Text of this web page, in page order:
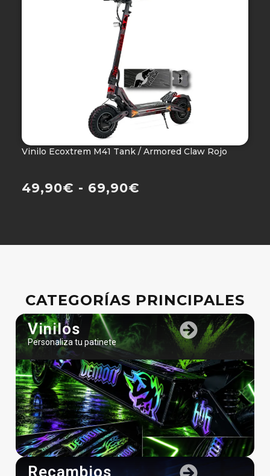
Vinilo Ecoxtrem M41 Tank / Armored Claw Rojo
49,90€ - 69,90€
CATEGORÍAS PRINCIPALES
Vinilos
Personaliza tu patinete
Recambios